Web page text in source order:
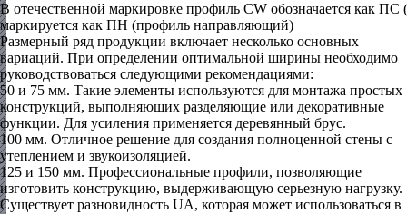
В отечественной маркировке профиль CW обозначается как
маркируется как ПН (профиль направляющий)
Размерный ряд продукции включает несколько основных
вариаций. При определении оптимальной ширины необходимо
руководствоваться следующими рекомендациями:
50 и 75 мм. Такие элементы используются для монтажа простых
конструкций, выполняющих разделяющие или декоративные
функции. Для усиления применяется деревянный брус.
100 мм. Отличное решение для создания полноценной стены с
утеплением и звукоизоляцией.
125 и 150 мм. Профессиональные профили, позволяющие
изготовить конструкцию, выдерживающую серьезную нагрузку.
Существует разновидность UA, которая может использоваться в